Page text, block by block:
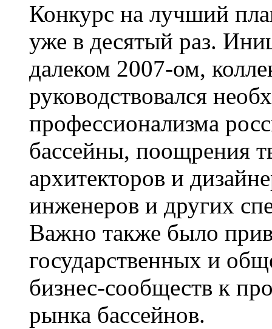
Конкурс на лучший
уже в десятый раз.
далеком 2007-ом,
руководствовался
профессионализма
бассейны, поощрения
архитекторов и
инженеров и других
Важно также было
государственных и
бизнес-сообществ к
рынка бассейнов.